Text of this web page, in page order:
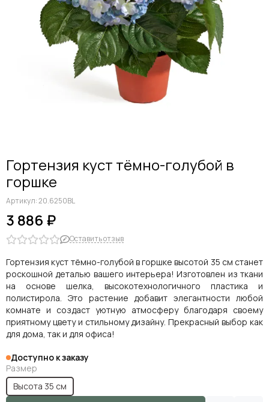
Дельфиниумы
Гиацинты
Ранункулюсы
Гладиолусы
Другие цветы
Космеи, ромашки
Гортензия куст тёмно-голубой в
горшке
Артикул:20.6250BL
3 886 ₽
Оставить отзыв
Гортензия куст тёмно-голубой в горшке высотой 35 см станет
роскошной деталью вашего интерьера! Изготовлен из ткани
на основе шелка, высокотехнологичного пластика и
полистирола. Это растение добавит элегантности любой
комнате и создаст уютную атмосферу благодаря своему
приятному цвету и стильному дизайну. Прекрасный выбор как
для дома, так и для офиса!
Доступно к заказу
Размер
Высота 35 см